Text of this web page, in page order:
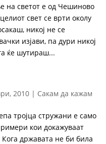
на светот е од Чешиново
свет се врти околу
никој не се
изјави, па дури никој
ќе шутираш...
2010 | Сакам да кажам
тројца стружани е само
кои докажуваат
државата не би била